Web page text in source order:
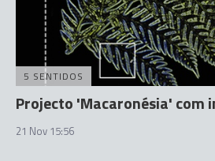
5 SENTIDOS
Projecto 'Macaronésia' com
21 Nov 15:56